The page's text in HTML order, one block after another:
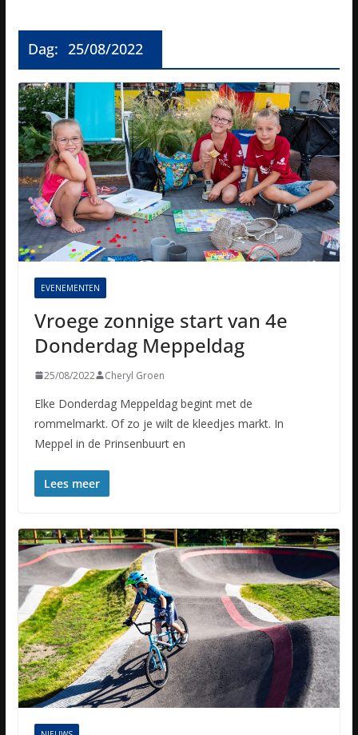
Dag: 25/08/2022
EVENEMENTEN
Vroege zonnige start van 4e
Donderdag Meppeldag
25/08/2022 Cheryl Groen
Elke Donderdag Meppeldag begint met de
rommelmarkt. Of zo je wilt de kleedjes markt. In
Meppel in de Prinsenbuurt en
Lees meer